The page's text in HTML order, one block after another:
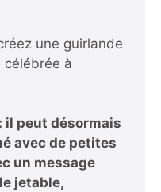
une guirlande
célébrée à
il peut désormais
avec de petites
un message
jetable,